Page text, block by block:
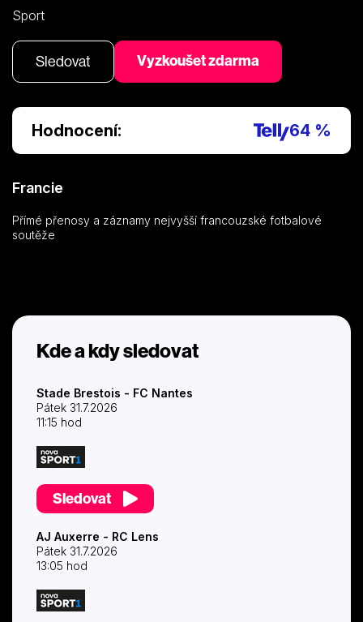
Sport
Sledovat Vyzkoušet zdarma
Hodnocení: 64 %
Francie
Přímé přenosy a záznamy nejvyšší francouzské fotbalové
soutěže
Kde a kdy sledovat
Stade Brestois - FC Nantes
Pátek 31.7.2026
11:15 hod
Sledovat
AJ Auxerre - RC Lens
Pátek 31.7.2026
13:05 hod